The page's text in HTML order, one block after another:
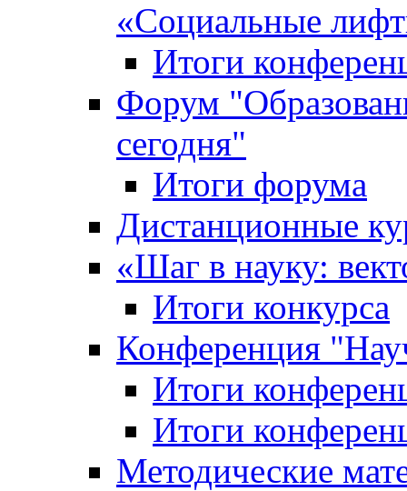
«Cоциальные
Итоги
Форум
сегодня"
Итоги форума
Дистанционные
«Шаг в науку:
Итоги конкурса
Конференция
Итоги
Итоги
Методические